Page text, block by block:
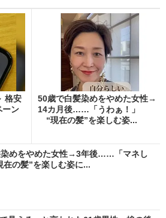
格安
ーン
50歳で白髪染めをやめた女性→
14カ月後……「うわぁ！」
“現在の髪”を楽しむ姿...
染めをやめた女性→3年後……「マネし
の髪”を楽しむ姿に...